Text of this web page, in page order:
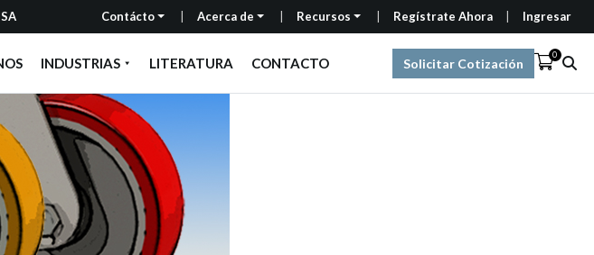
Contácto Acerca de Recursos Regístrate Ahora Ingresar
INDUSTRIAS LITERATURA CONTACTO Solicitar Cotización
0